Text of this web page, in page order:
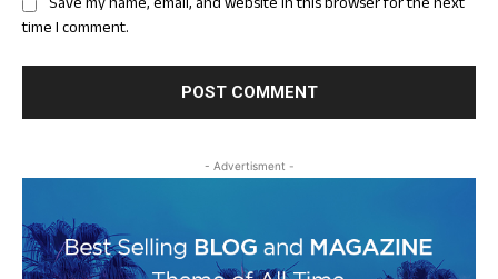
time I comment.
- Advertisment -